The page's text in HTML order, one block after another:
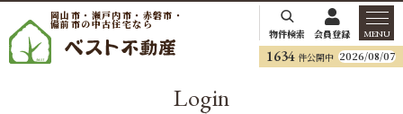
岡山市・瀬戸内市・赤磐市・
備前市の中古住宅なら
物件検索 会員登録 MENU
1634 件公開中 2026/08/07
Login